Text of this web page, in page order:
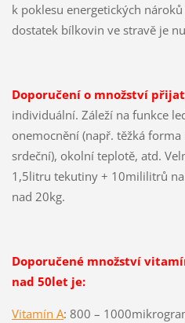
k poklesu energetických
dostatek bílkovin ve stravě je
Doporučení o množství
individuální. Záleží na funkce
onemocnění (např. těžká
srdeční), okolní teplotě, atd.
1,5litru tekutiny + 10mililitrů
nad 20kg.
Doporučené množství
nad 50let je:
Vitamín A: 800 –